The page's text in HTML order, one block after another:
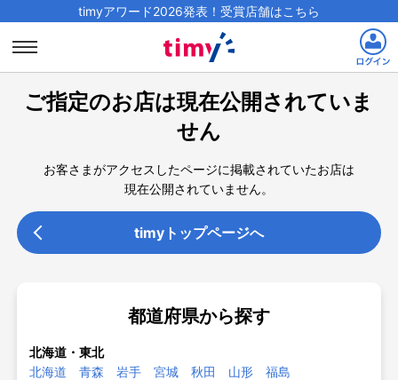
timyアワード2026発表！受賞店舗はこちら
ご指定のお店は現在公開されていま
せん
お客さまがアクセスしたページに掲載されていたお店は
現在公開されていません。
timyトップページへ
都道府県から探す
北海道・東北
北海道
青森 岩手 宮城 秋田 山形 福島